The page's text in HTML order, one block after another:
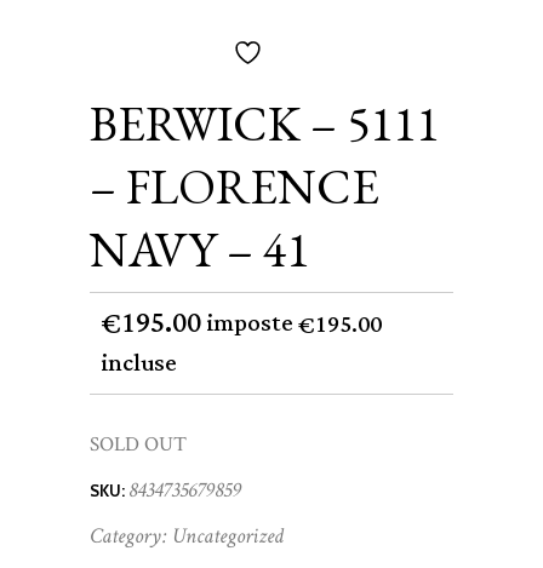
BERWICK – 5111
– FLORENCE
NAVY – 41
€195.00imposte€195.00
incluse
SOLD OUT
SKU: 8434735679859
Category: Uncategorized